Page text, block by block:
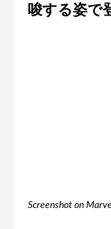
唆する姿で
Screenshot on